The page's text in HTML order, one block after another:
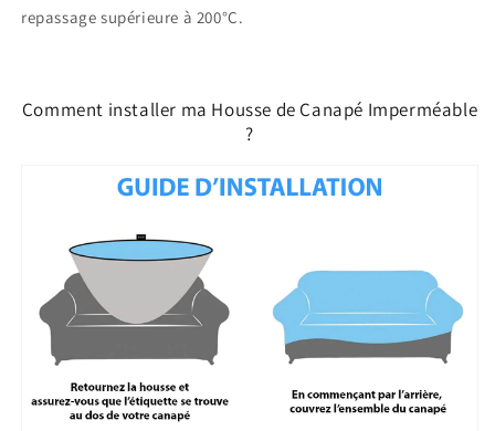
repassage supérieure à 200°C.
Comment installer ma Housse de Canapé Imperméable
?